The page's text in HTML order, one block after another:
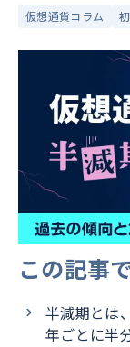
仮想通貨コラム
この記事
半減期とは
年ごとに半